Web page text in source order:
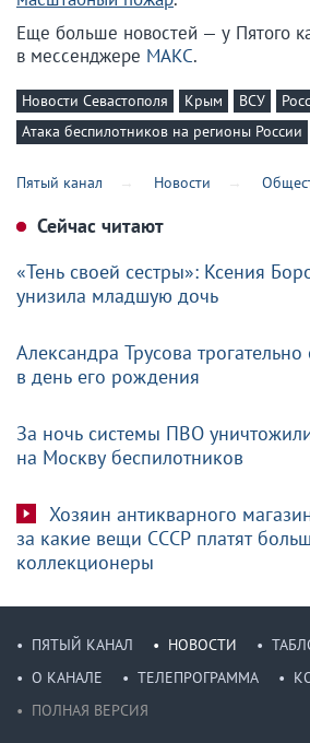
Еще больше новостей — у Пятого
в мессенджере МАКС.
Новости Севастополя Крым ВСУ
Атака беспилотников на регионы России
Пятый канал Новости
Сейчас читают
«Тень своей сестры»: Ксения
унизила младшую дочь
Александра Трусова
в день его рождения
За ночь системы ПВО
на Москву беспилотников
Хозяин антикварного
за какие вещи СССР платят
коллекционеры
ПЯТЫЙ КАНАЛ НОВОСТИ
О КАНАЛЕ
ТЕЛЕПРОГРАММА
ПОЛНАЯ ВЕРСИЯ